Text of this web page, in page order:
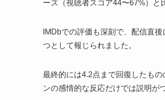
ーズ（視聴者スコア44〜67%）と
IMDbでの評価も深刻で、配信直
つとして報じられました。
最終的には4.2点まで回復したも
ンの感情的な反応だけでは説明が